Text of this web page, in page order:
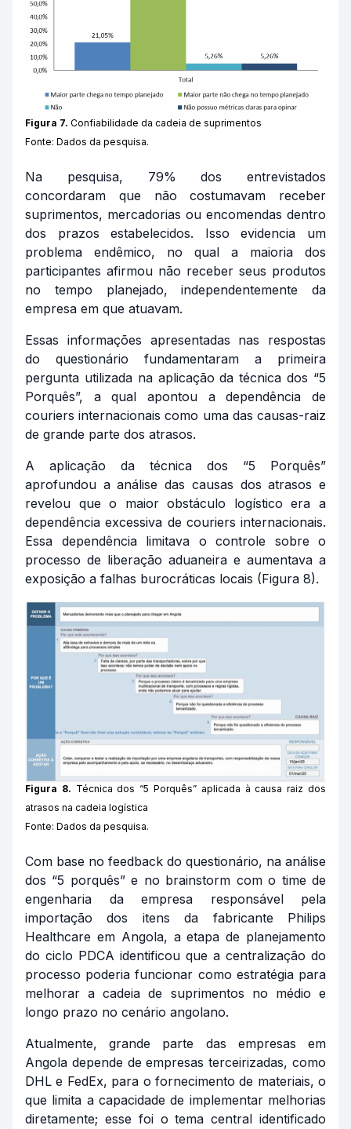
Figura 7. Confiabilidade da cadeia de suprimentos
Fonte: Dados da pesquisa.
Na pesquisa, 79% dos entrevistados
concordaram que não costumavam receber
suprimentos, mercadorias ou encomendas dentro
dos prazos estabelecidos. Isso evidencia um
problema endêmico, no qual a maioria dos
participantes afirmou não receber seus produtos
no tempo planejado, independentemente da
empresa em que atuavam.
Essas informações apresentadas nas respostas
do questionário fundamentaram a primeira
pergunta utilizada na aplicação da técnica dos “5
Porquês”, a qual apontou a dependência de
couriers internacionais como uma das causas-raiz
de grande parte dos atrasos.
A aplicação da técnica dos “5 Porquês”
aprofundou a análise das causas dos atrasos e
revelou que o maior obstáculo logístico era a
dependência excessiva de couriers internacionais.
Essa dependência limitava o controle sobre o
processo de liberação aduaneira e aumentava a
exposição a falhas burocráticas locais (Figura 8).
Figura 8. Técnica dos “5 Porquês” aplicada à causa raiz dos
atrasos na cadeia logística
Fonte: Dados da pesquisa.
Com base no feedback do questionário, na análise
dos “5 porquês” e no brainstorm com o time de
engenharia da empresa responsável pela
importação dos itens da fabricante Philips
Healthcare em Angola, a etapa de planejamento
do ciclo PDCA identificou que a centralização do
processo poderia funcionar como estratégia para
melhorar a cadeia de suprimentos no médio e
longo prazo no cenário angolano.
Atualmente, grande parte das empresas em
Angola depende de empresas terceirizadas, como
DHL e FedEx, para o fornecimento de materiais, o
que limita a capacidade de implementar melhorias
diretamente; esse foi o tema central identificado